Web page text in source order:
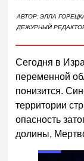
АВТОР:ЭЛЛА
ДЕЖУРНЫЙ
Сегодня в
переменной
понизится.
территории
опасность
долины,